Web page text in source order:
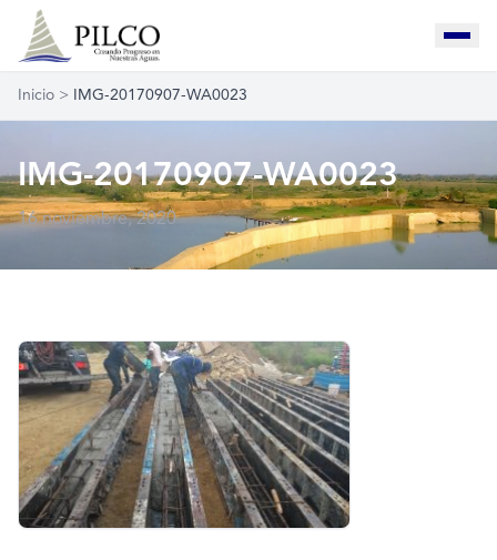
Inicio > IMG-20170907-WA0023
IMG-20170907-WA0023
16 noviembre, 2020